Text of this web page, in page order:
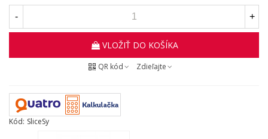
- +
VLOŽIŤ DO KOŠÍKA
QR kód Zdieľajte
Kód: SliceSy